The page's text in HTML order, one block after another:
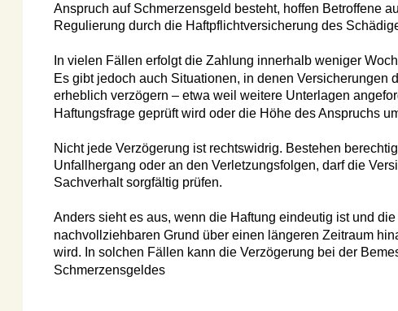
Anspruch auf Schmerzensgeld besteht, hoffen Betroffene auf
Regulierung durch die Haftpflichtversicherung des Schädigers.
In vielen Fällen erfolgt die Zahlung innerhalb weniger Wochen
Es gibt jedoch auch Situationen, in denen Versicherungen die
erheblich verzögern – etwa weil weitere Unterlagen
Haftungsfrage geprüft wird oder die Höhe des Anspruchs
Nicht jede Verzögerung ist rechtswidrig. Bestehen berechtigte
Unfallhergang oder an den Verletzungsfolgen, darf die
Sachverhalt sorgfältig prüfen.
Anders sieht es aus, wenn die Haftung eindeutig ist und die
nachvollziehbaren Grund über einen längeren Zeitraum
wird. In solchen Fällen kann die Verzögerung bei der
Schmerzensgeldes